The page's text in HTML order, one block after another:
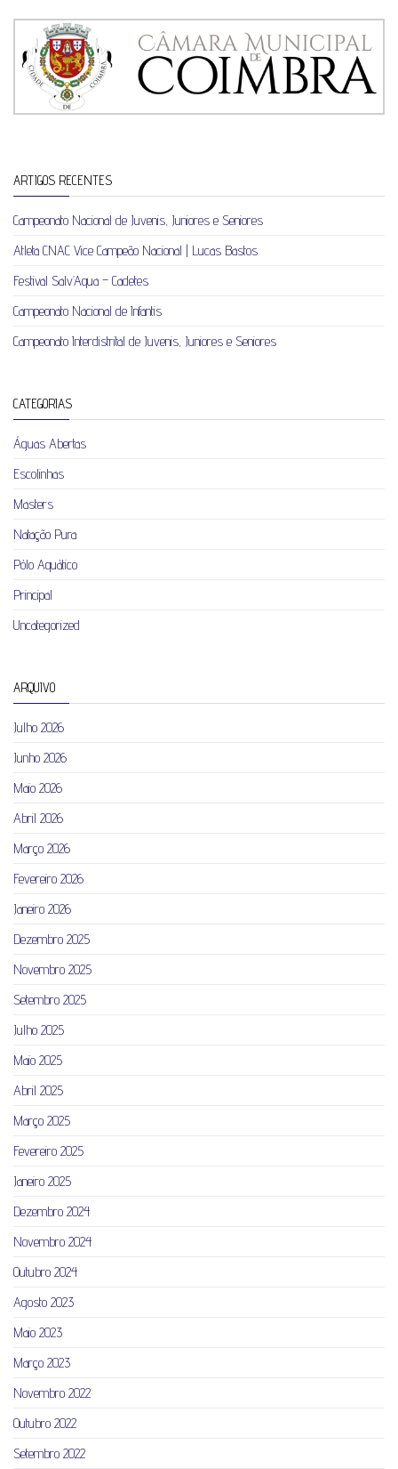
ARTIGOS RECENTES
Campeonato Nacional de Juvenis, Juniores e Seniores
Atleta CNAC Vice Campeão Nacional | Lucas Bastos
Festival Salv’Aqua – Cadetes
Campeonato Nacional de Infantis
Campeonato Interdistrital de Juvenis, Juniores e Seniores
CATEGORIAS
Águas Abertas
Escolinhas
Masters
Natação Pura
Pólo Aquático
Principal
Uncategorized
ARQUIVO
Julho 2026
Junho 2026
Maio 2026
Abril 2026
Março 2026
Fevereiro 2026
Janeiro 2026
Dezembro 2025
Novembro 2025
Setembro 2025
Julho 2025
Maio 2025
Abril 2025
Março 2025
Fevereiro 2025
Janeiro 2025
Dezembro 2024
Novembro 2024
Outubro 2024
Agosto 2023
Maio 2023
Março 2023
Novembro 2022
Outubro 2022
Setembro 2022